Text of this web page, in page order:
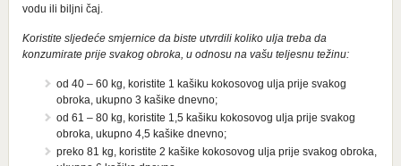
vodu ili biljni čaj.
Koristite sljedeće smjernice da biste utvrdili koliko ulja treba da
konzumirate prije svakog obroka, u odnosu na vašu teljesnu težinu:
od 40 – 60 kg, koristite 1 kašiku kokosovog ulja prije svakog
obroka, ukupno 3 kašike dnevno;
od 61 – 80 kg, koristite 1,5 kašiku kokosovog ulja prije svakog
obroka, ukupno 4,5 kašike dnevno;
preko 81 kg, koristite 2 kašike kokosovog ulja prije svakog obroka,